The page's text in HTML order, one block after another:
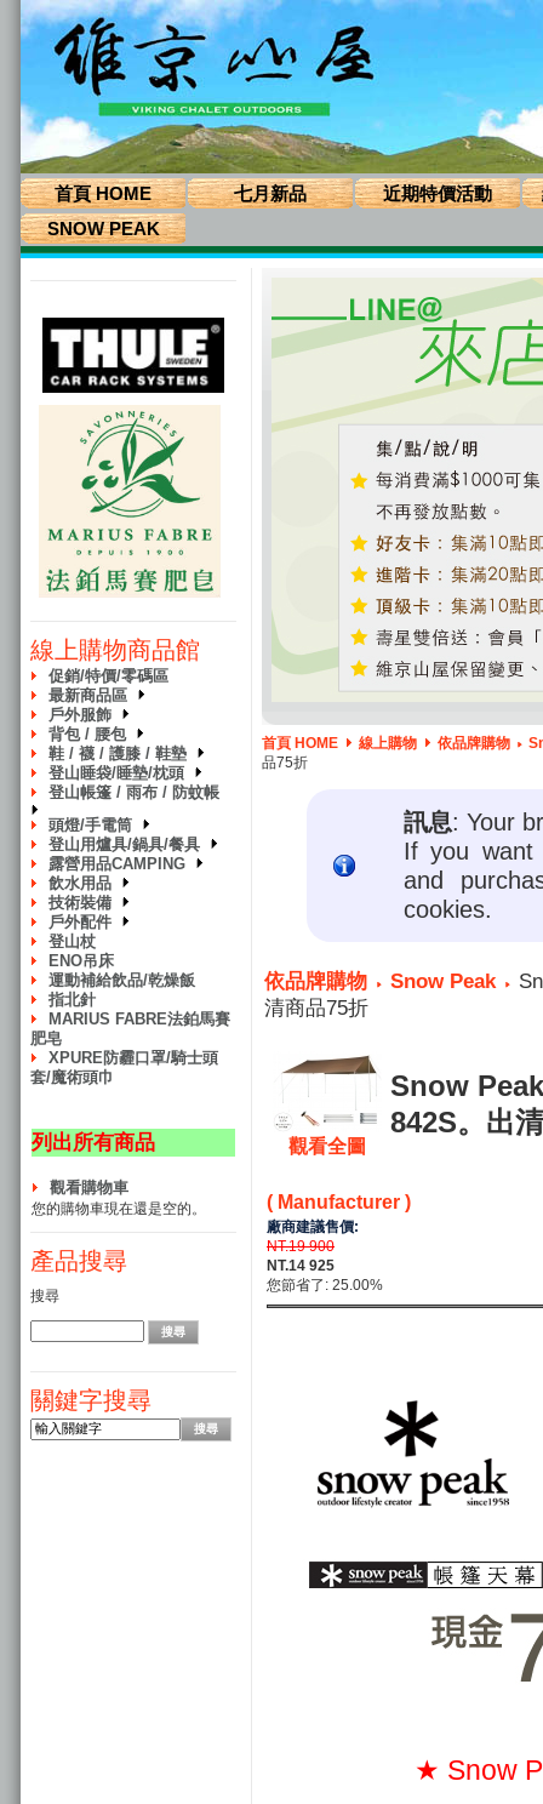
首頁 HOME 七月新品 近期特價活動
SNOW PEAK
線上購物商品館
促銷/特價/零碼區
最新商品區
戶外服飾
背包 / 腰包
鞋 / 襪 / 護膝 / 鞋墊
登山睡袋/睡墊/枕頭
登山帳篷 / 雨布 / 防蚊帳
頭燈/手電筒
登山用爐具/鍋具/餐具
露營用品CAMPING
飲水用品
技術裝備
戶外配件
登山杖
ENO吊床
運動補給飲品/乾燥飯
指北針
MARIUS FABRE法鉑馬賽
肥皂
XPURE防霾口罩/騎士頭
套/魔術頭巾
列出所有商品
觀看購物車
您的購物車現在還是空的。
產品搜尋
搜尋
關鍵字搜尋
首頁 HOME 線上購物 依品牌購物
品75折
訊息: Your
If you want
and
cookies.
依品牌購物 Snow Peak
清商品75折
觀看全圖
Snow
842S。出
( Manufacturer )
廠商建議售價:
NT.19 900
NT.14 925
您節省了: 25.00%
★ Snow